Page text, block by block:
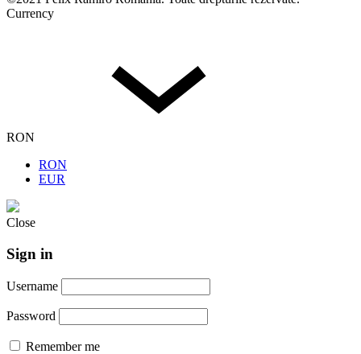
Currency
RON
RON
EUR
Close
Sign in
Username
Password
Remember me